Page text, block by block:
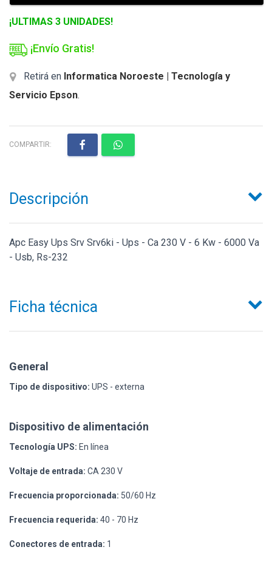
¡ULTIMAS 3 UNIDADES!
¡Envío Gratis!
Retirá en Informatica Noroeste | Tecnología y
Servicio Epson.
COMPARTIR:
Descripción
Apc Easy Ups Srv Srv6ki - Ups - Ca 230 V - 6 Kw - 6000 Va
- Usb, Rs-232
Ficha técnica
General
Tipo de dispositivo: UPS - externa
Dispositivo de alimentación
Tecnología UPS: En línea
Voltaje de entrada: CA 230 V
Frecuencia proporcionada: 50/60 Hz
Frecuencia requerida: 40 - 70 Hz
Conectores de entrada: 1